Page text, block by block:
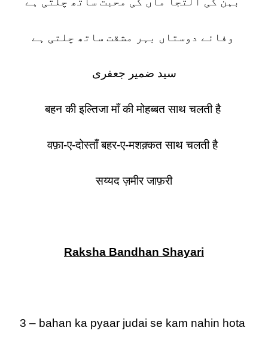
سید ضمیر جعفری
बहन की इल्तिजा माँ की मोहब्बत साथ चलती है
वफ़ा-ए-दोस्ताँ बहर-ए-मशक़्कत साथ चलती है
सय्यद ज़मीर जाफ़री
Raksha Bandhan Shayari
3 – bahan ka pyaar judai se kam nahin hota